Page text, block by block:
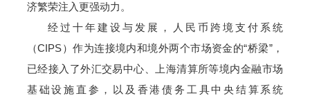
济繁荣注入更强动力。
经过十年建设与发展，人民币跨境支付系统
（CIPS）作为连接境内和境外两个市场资金的“桥梁”，
已经接入了外汇交易中心、上海清算所等境内金融市场
基础设施直参，以及香港债务工具中央结算系统